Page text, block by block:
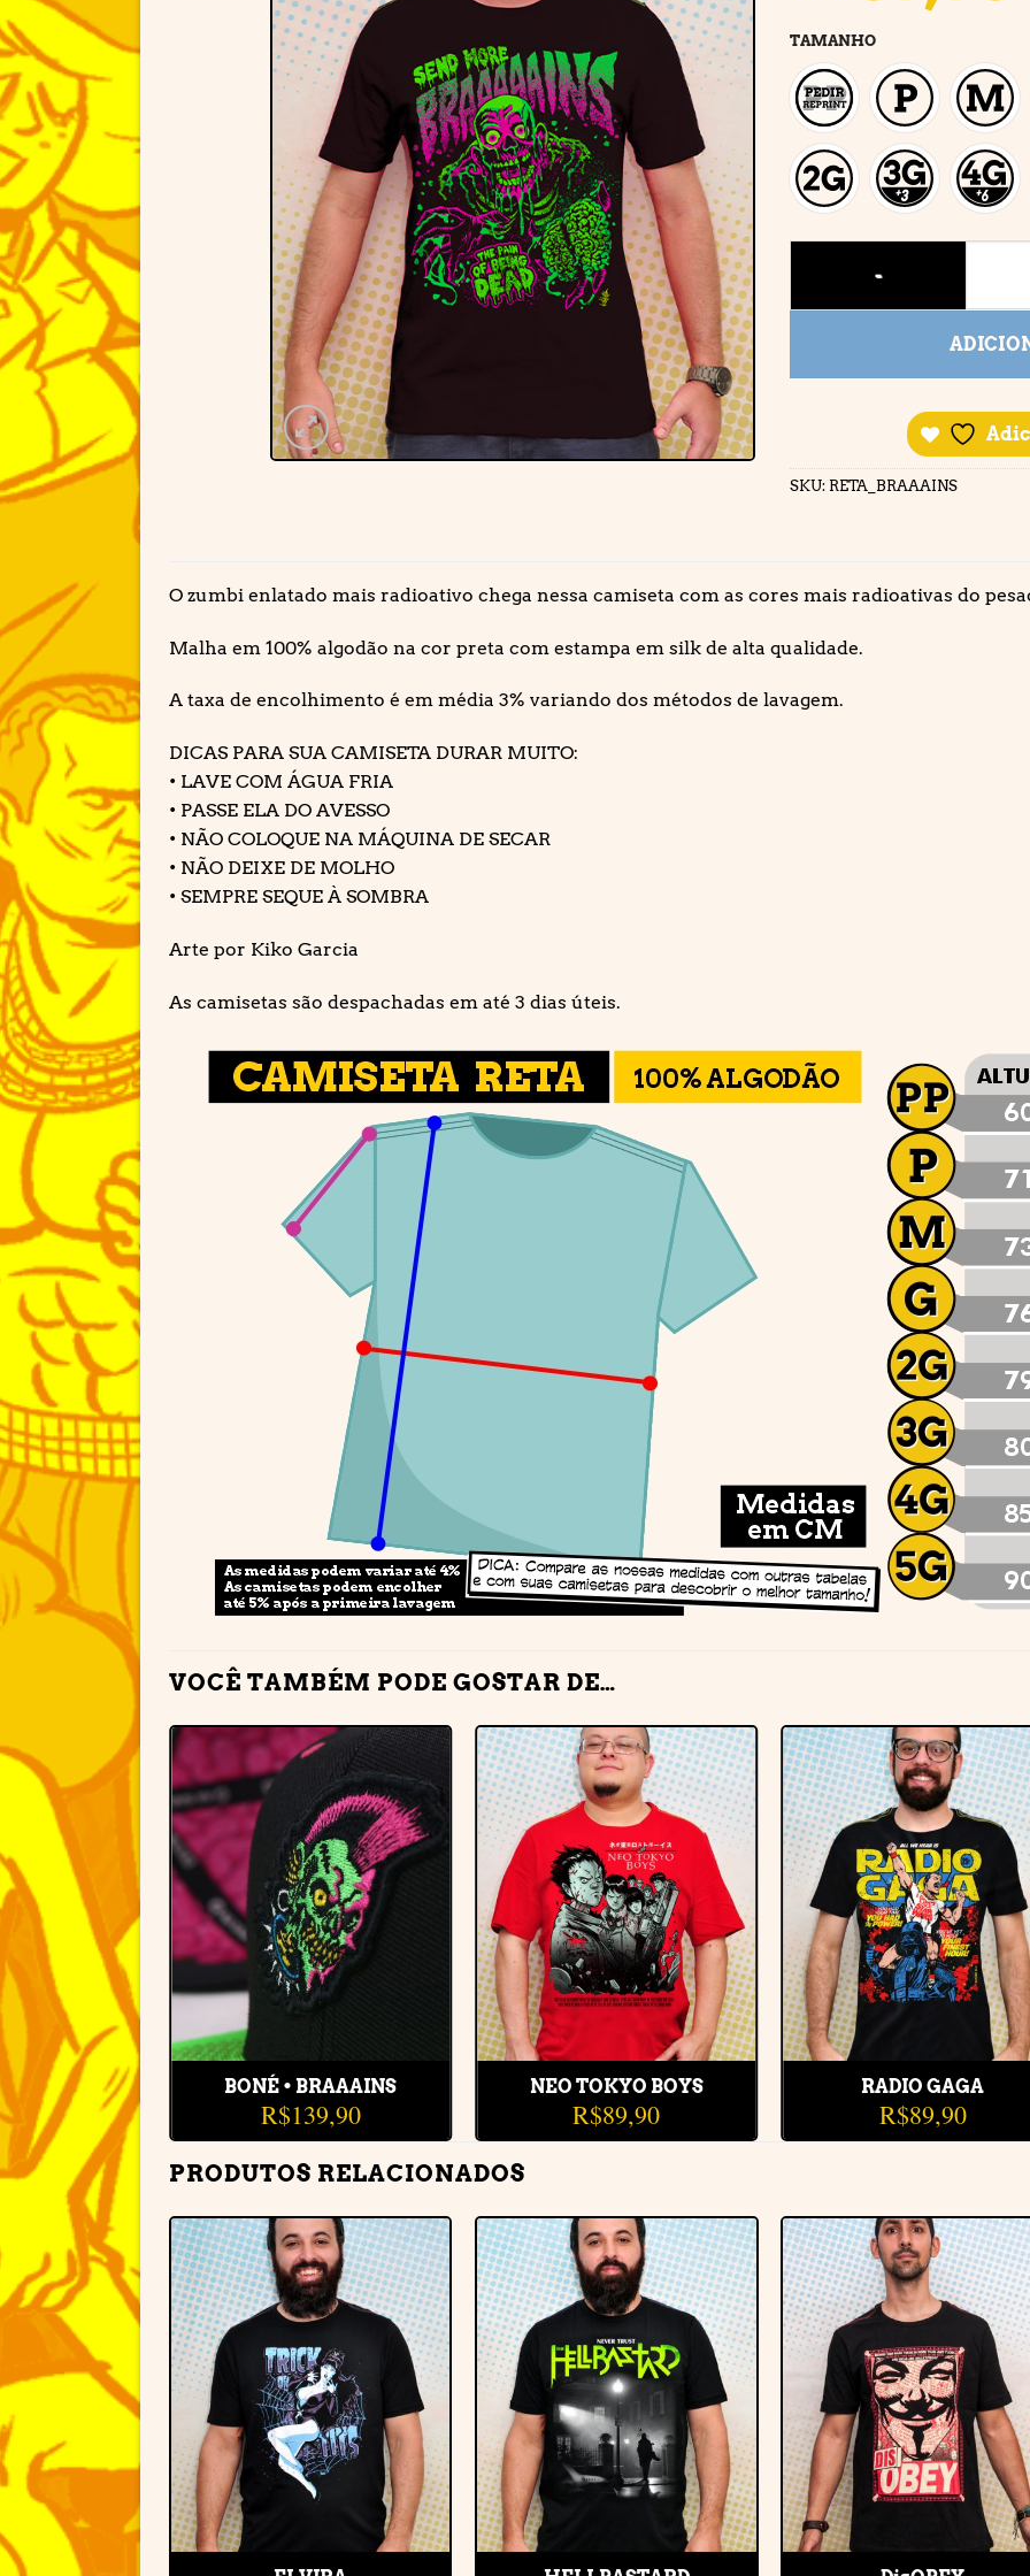
TAMANHO
SKU: RETA_BRAAAINS
O zumbi enlatado mais radioativo chega nessa camiseta com as cores mais radioativas do
Malha em 100% algodão na cor preta com estampa em silk de alta qualidade.
A taxa de encolhimento é em média 3% variando dos métodos de lavagem.
DICAS PARA SUA CAMISETA DURAR MUITO:
• LAVE COM ÁGUA FRIA
• PASSE ELA DO AVESSO
• NÃO COLOQUE NA MÁQUINA DE SECAR
• NÃO DEIXE DE MOLHO
• SEMPRE SEQUE À SOMBRA
Arte por Kiko Garcia
As camisetas são despachadas em até 3 dias úteis.
VOCÊ TAMBÉM PODE GOSTAR DE…
Adicionar
à lista de
desejos
BONÉ • BRAAAINS
R$139,90
Adicionar
à lista de
desejos
NEO TOKYO BOYS
R$89,90
Adicionar
à lista de
desejos
RADIO GAGA
R$89,90
PRODUTOS RELACIONADOS
Adicionar
à lista de
desejos
Adicionar
à lista de
desejos
Adicionar
à lista de
desejos